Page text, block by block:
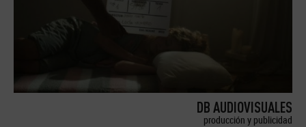
DB AUDIOVISUALES
producción y publicidad